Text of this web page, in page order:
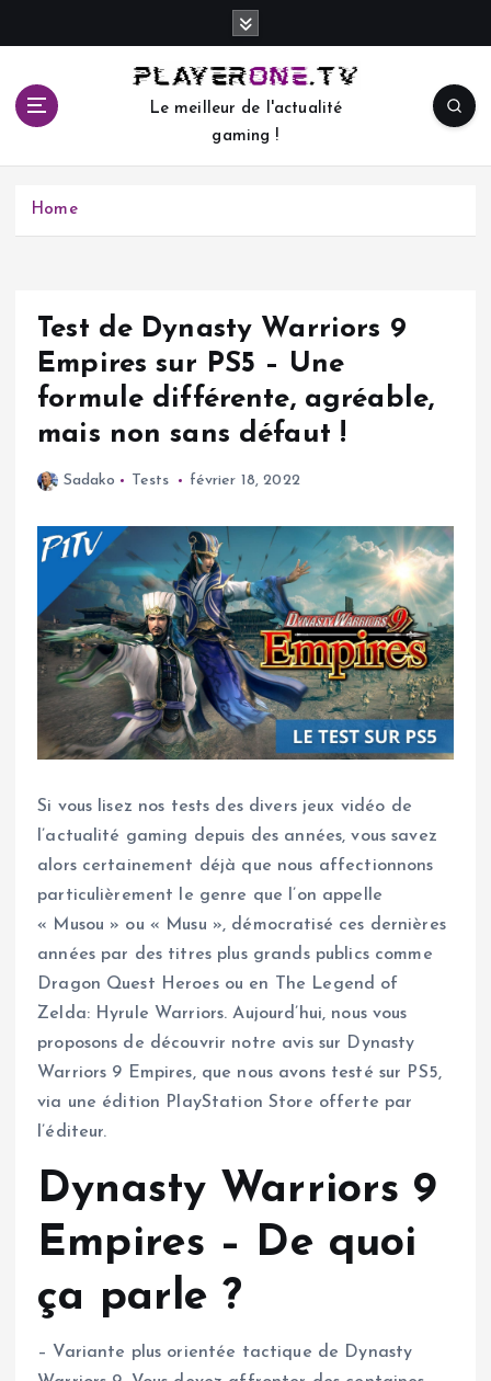
c
Le meilleur de l'actualité
gaming !
Home
Test de Dynasty Warriors 9
Empires sur PS5 – Une
formule différente, agréable,
mais non sans défaut !
Sadako Tests février 18, 2022
Si vous lisez nos tests des divers jeux vidéo de
l’actualité gaming depuis des années, vous savez
alors certainement déjà que nous affectionnons
particulièrement le genre que l’on appelle
« Musou » ou « Musu », démocratisé ces dernières
années par des titres plus grands publics comme
Dragon Quest Heroes ou en The Legend of
Zelda: Hyrule Warriors. Aujourd’hui, nous vous
proposons de découvrir notre avis sur Dynasty
Warriors 9 Empires, que nous avons testé sur PS5,
via une édition PlayStation Store offerte par
l’éditeur.
Dynasty Warriors 9
Empires – De quoi
ça parle ?
– Variante plus orientée tactique de Dynasty